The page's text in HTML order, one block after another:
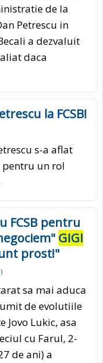
de la
Petrescu in
a dezvaluit
daca
la FCSB!
s-a aflat
un rol
FCSB pentru
GIGI
prost!"
)
sa mai aduca
de evolutiile
Jovo Lukic, asa
cu Farul, 2-
de ani) a